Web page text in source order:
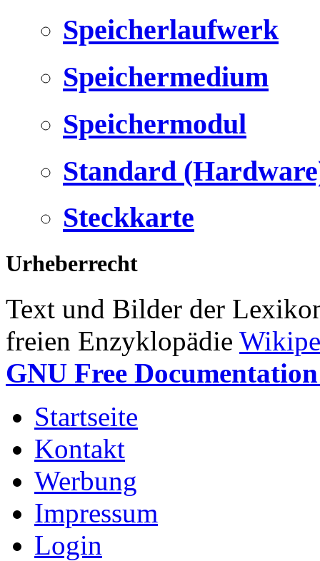
Speicherlaufwerk
Speichermedium
Speichermodul
Standard
Steckkarte
Urheberrecht
Text und Bilder der
freien Enzyklopädie
GNU Free
Startseite
Kontakt
Werbung
Impressum
Login